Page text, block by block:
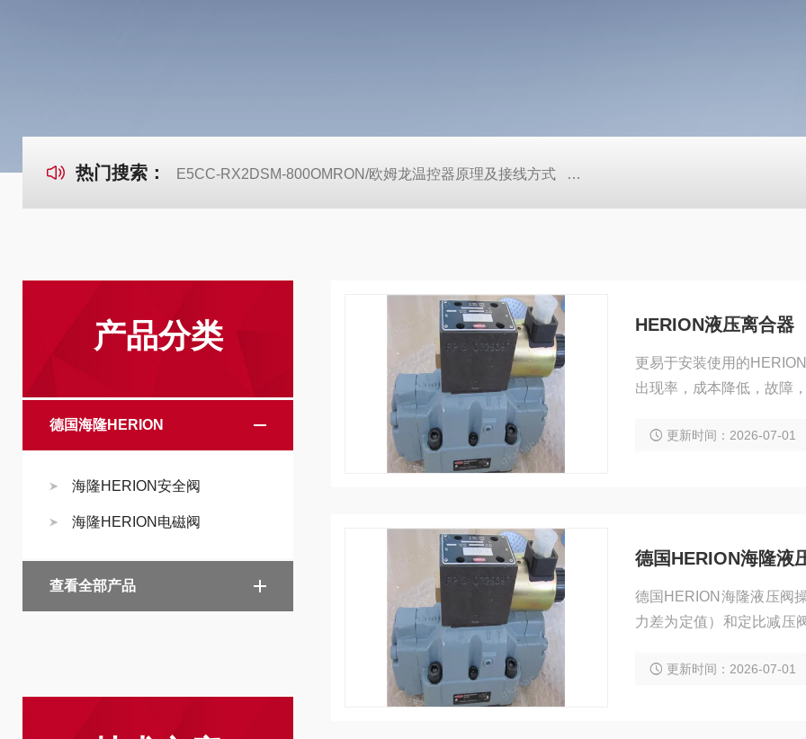
热门搜索： E5CC-RX2DSM-800OMRON/欧姆龙温控器原理及接线方式 日本SMC真空压力开关的中文资料
产品分类
德国海隆HERION
海隆HERION安全阀
海隆HERION电磁阀
查看全部产品
HERION液压离合器
更易于安装使用的
出现率，成本降低，故障
更新时间：2026-07-01
德国HERION海隆液
德国HERION海隆液压阀
力差为定值）和定比减压
更新时间：2026-07-01